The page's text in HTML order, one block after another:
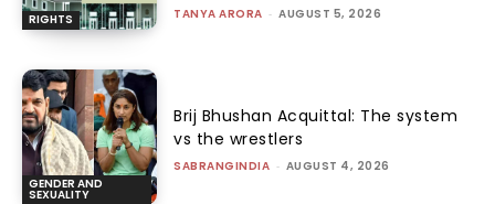
RIGHTS TANYA ARORA - AUGUST 5, 2026
GENDER AND
SEXUALITY
Brij Bhushan Acquittal: The system
vs the wrestlers
SABRANGINDIA - AUGUST 4, 2026